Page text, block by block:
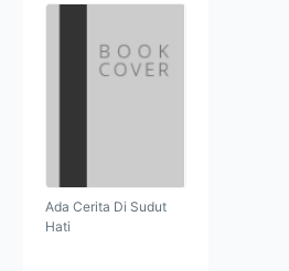
Ada Cerita Di Sudut
Hati